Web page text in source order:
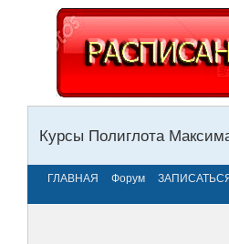
Курсы Полиглота
ГЛАВНАЯ Форум